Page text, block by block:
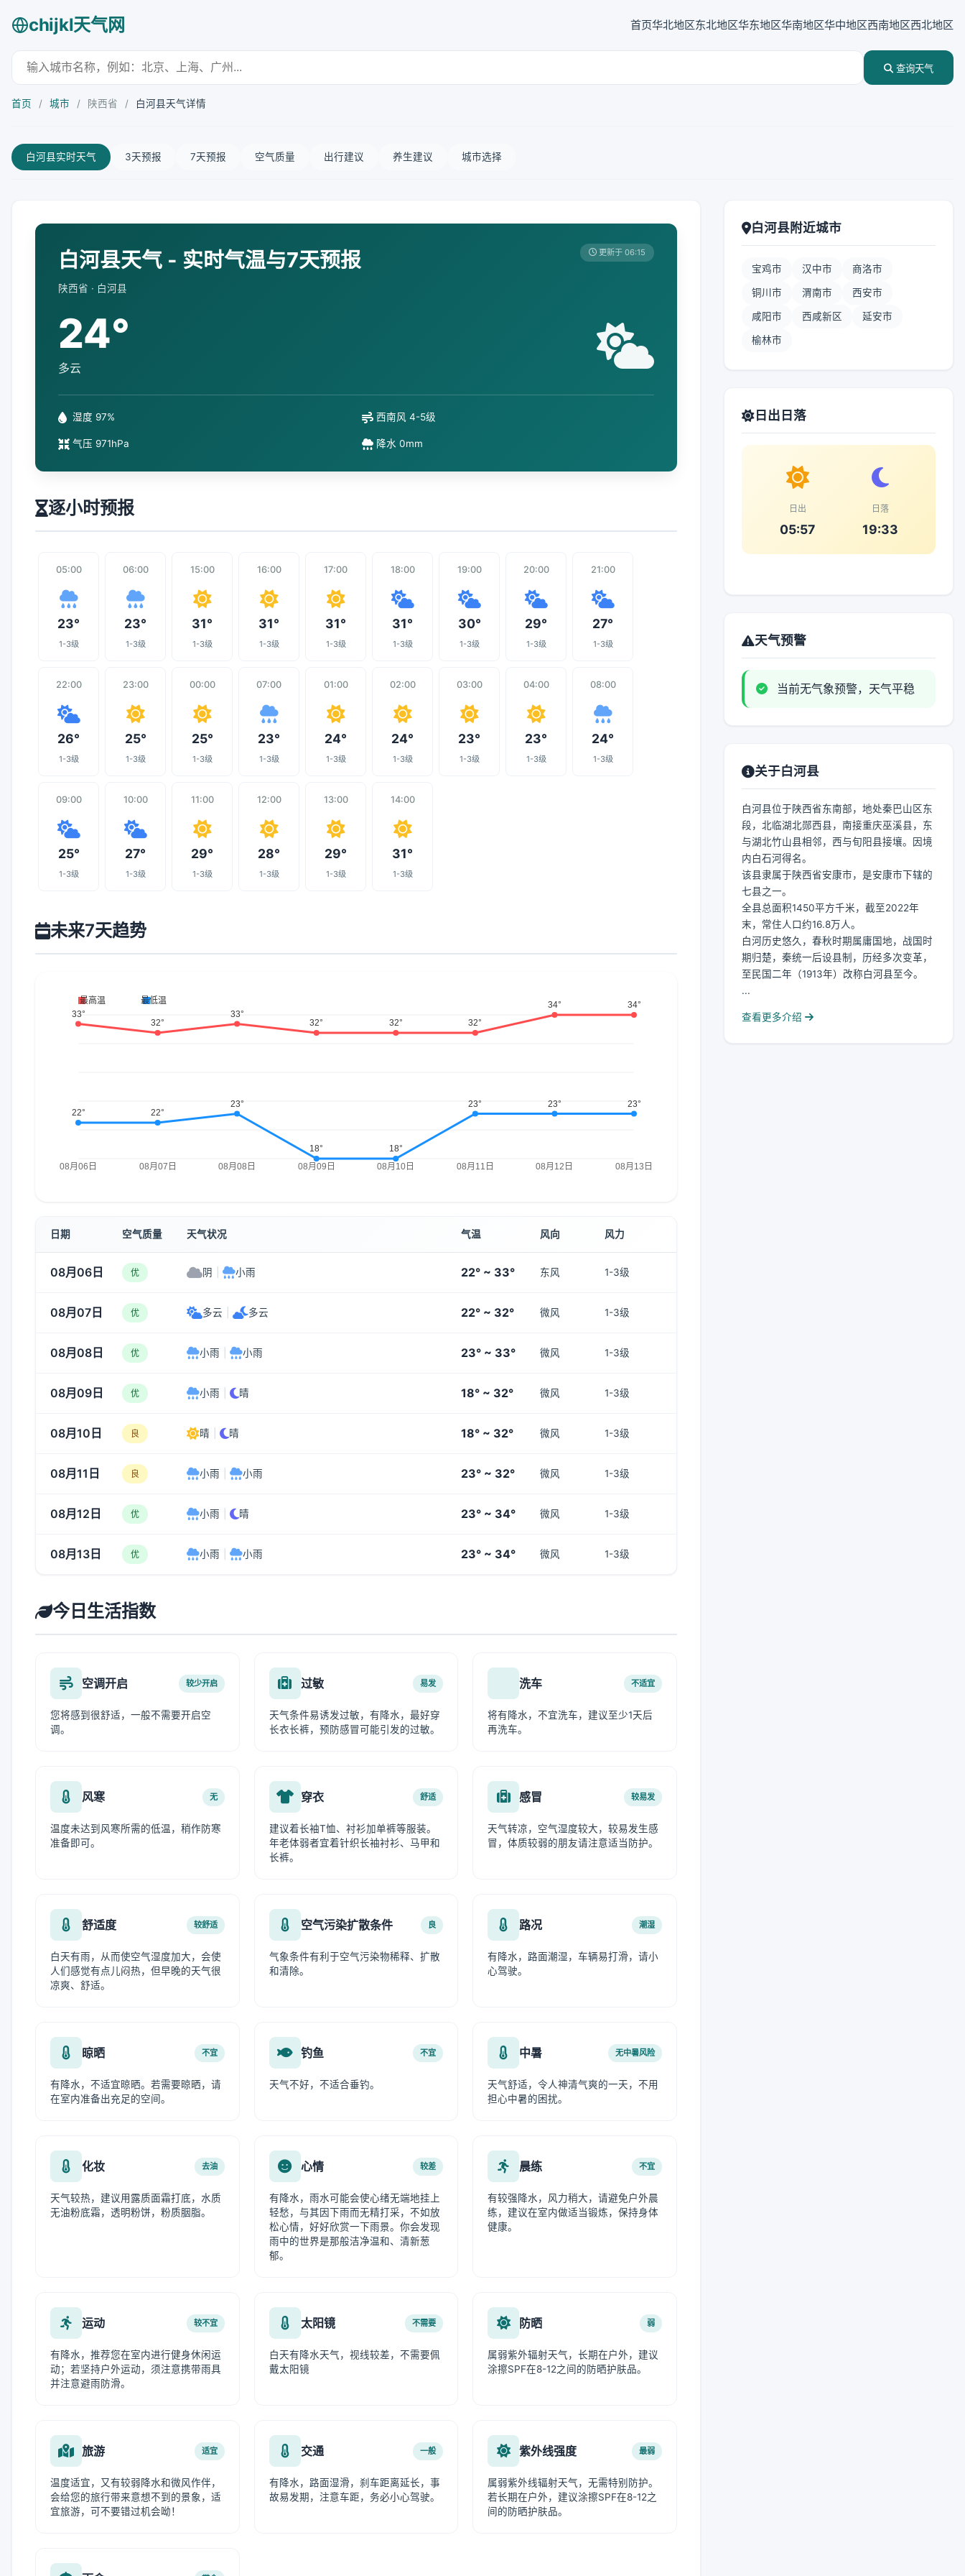
chijkl天气网 首页华北地区东北地区华东地区华南地区华中地区西南地区西北地区
查询天气
首页 / 城市 / 陕西省 / 白河县天气详情
白河县实时天气 3天预报 7天预报 空气质量 出行建议 养生建议 城市选择
白河县天气 - 实时气温与7天预报
陕西省 · 白河县
更新于 06:15
24°
多云
湿度 97% 西南风 4-5级
气压 971hPa 降水 0mm
逐小时预报
05:00
23°
1-3级
06:00
23°
1-3级
15:00
31°
1-3级
16:00
31°
1-3级
17:00
31°
1-3级
18:00
31°
1-3级
19:00
30°
1-3级
20:00
29°
1-3级
21:00
27°
1-3级
22:00
26°
1-3级
23:00
25°
1-3级
00:00
25°
1-3级
07:00
23°
1-3级
01:00
24°
1-3级
02:00
24°
1-3级
03:00
23°
1-3级
04:00
23°
1-3级
08:00
24°
1-3级
09:00
25°
1-3级
10:00
27°
1-3级
11:00
29°
1-3级
12:00
28°
1-3级
13:00
29°
1-3级
14:00
31°
1-3级
未来7天趋势
日期 空气质量 天气状况 气温 风向 风力
08月06日 优 阴 小雨 22° ~ 33° 东风 1-3级
08月07日 优 多云 多云 22° ~ 32° 微风 1-3级
08月08日 优 小雨 小雨 23° ~ 33° 微风 1-3级
08月09日 优 小雨 晴 18° ~ 32° 微风 1-3级
08月10日 良 晴 晴 18° ~ 32° 微风 1-3级
08月11日 良 小雨 小雨 23° ~ 32° 微风 1-3级
08月12日 优 小雨 晴 23° ~ 34° 微风 1-3级
08月13日 优 小雨 小雨 23° ~ 34° 微风 1-3级
今日生活指数
空调开启 较少开启
您将感到很舒适，一般不需要开启空
调。
过敏 易发
天气条件易诱发过敏，有降水，最好穿
长衣长裤，预防感冒可能引发的过敏。
洗车 不适宜
将有降水，不宜洗车，建议至少1天后
再洗车。
风寒 无
温度未达到风寒所需的低温，稍作防寒
准备即可。
穿衣 舒适
建议着长袖T恤、衬衫加单裤等服装。
年老体弱者宜着针织长袖衬衫、马甲和
长裤。
感冒 较易发
天气转凉，空气湿度较大，较易发生感
冒，体质较弱的朋友请注意适当防护。
舒适度 较舒适
白天有雨，从而使空气湿度加大，会使
人们感觉有点儿闷热，但早晚的天气很
凉爽、舒适。
空气污染扩散条件 良
气象条件有利于空气污染物稀释、扩散
和清除。
路况 潮湿
有降水，路面潮湿，车辆易打滑，请小
心驾驶。
晾晒 不宜
有降水，不适宜晾晒。若需要晾晒，请
在室内准备出充足的空间。
钓鱼 不宜
天气不好，不适合垂钓。
中暑 无中暑风险
天气舒适，令人神清气爽的一天，不用
担心中暑的困扰。
化妆 去油
天气较热，建议用露质面霜打底，水质
无油粉底霜，透明粉饼，粉质胭脂。
心情 较差
有降水，雨水可能会使心绪无端地挂上
轻愁，与其因下雨而无精打采，不如放
松心情，好好欣赏一下雨景。你会发现
雨中的世界是那般洁净温和、清新葱
郁。
晨练 不宜
有较强降水，风力稍大，请避免户外晨
练，建议在室内做适当锻炼，保持身体
健康。
运动 较不宜
有降水，推荐您在室内进行健身休闲运
动；若坚持户外运动，须注意携带雨具
并注意避雨防滑。
太阳镜 不需要
白天有降水天气，视线较差，不需要佩
戴太阳镜
防晒 弱
属弱紫外辐射天气，长期在户外，建议
涂擦SPF在8-12之间的防晒护肤品。
旅游 适宜
温度适宜，又有较弱降水和微风作伴，
会给您的旅行带来意想不到的景象，适
宜旅游，可不要错过机会呦！
交通 一般
有降水，路面湿滑，刹车距离延长，事
故易发期，注意车距，务必小心驾驶。
紫外线强度 最弱
属弱紫外线辐射天气，无需特别防护。
若长期在户外，建议涂擦SPF在8-12之
间的防晒护肤品。
白河县附近城市
宝鸡市 汉中市 商洛市
铜川市 渭南市 西安市
咸阳市 西咸新区 延安市
榆林市
日出日落
日出
05:57
日落
19:33
天气预警
当前无气象预警，天气平稳
关于白河县
白河县位于陕西省东南部，地处秦巴山区东
段，北临湖北郧西县，南接重庆巫溪县，东
与湖北竹山县相邻，西与旬阳县接壤。因境
内白石河得名。
该县隶属于陕西省安康市，是安康市下辖的
七县之一。
全县总面积1450平方千米，截至2022年
末，常住人口约16.8万人。
白河历史悠久，春秋时期属庸国地，战国时
期归楚，秦统一后设县制，历经多次变革，
至民国二年（1913年）改称白河县至今。
...
查看更多介绍